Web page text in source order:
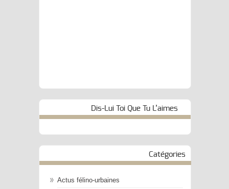
Dis-Lui Toi Que Tu L’aimes
Catégories
Actus félino-urbaines